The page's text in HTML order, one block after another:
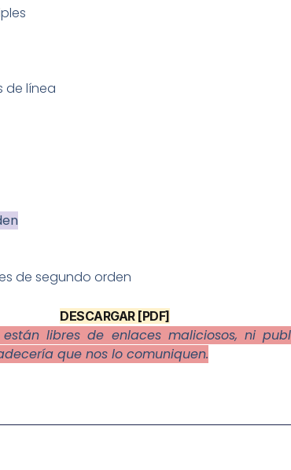
de línea
de segundo orden
DESCARGAR [PDF]
libres de enlaces maliciosos, ni
que nos lo comuniquen.